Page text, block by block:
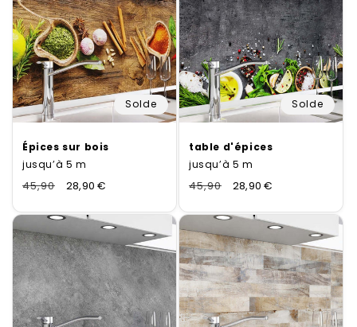
Solde
Épices sur bois
jusqu’à 5 m
Normaler
45,90 Verkaufspreis
28,90 €
Solde
table d'épices
jusqu’à 5 m
Normaler
45,90 Verkaufspreis
28,90 €